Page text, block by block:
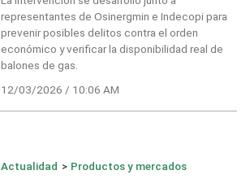
representantes de Osinergmin e Indecopi para
prevenir posibles delitos contra el orden
económico y verificar la disponibilidad real de
balones de gas.
12/03/2026 / 10:06 AM
Actualidad > Productos y mercados